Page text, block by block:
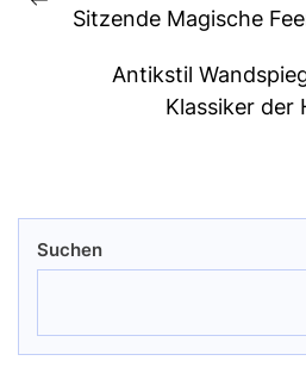
Previous
Sitzende Magische
Antikstil
Klassiker der
Suchen